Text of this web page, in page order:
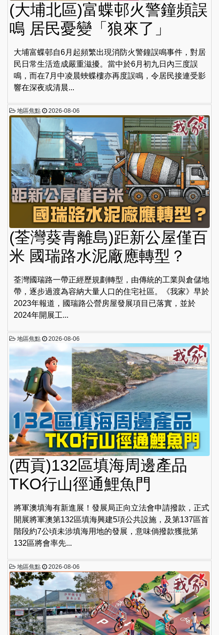
(大埔北區)富蝶邨火警鐘頻誤
鳴 居民憂變「狼來了」
大埔富蝶邨自6月起頻繁出現消防火警鐘誤鳴事件，對居
民日常生活造成嚴重滋擾。當中於6月初九日內三度誤
鳴，而在7月中凌晨蛺蝶樓亦再度誤鳴，令居民接連受影
響在深夜或清晨...
地區焦點 2026-08-06
(荃灣葵青離島)距新公屋僅百
米 國瑞路水泥廠應轉型？
荃灣國瑞路一帶正經歷規劃轉型，由傳統的工業與倉儲地
帶，逐步過渡為容納大量人口的住宅社區。《我家》早於
2023年報道，國瑞路公營房屋發展項目已落實，並於
2024年開展工...
地區焦點 2026-08-06
(西貢)132區填海周邊產品
TKO行山徑通鯉魚門
將軍澳填海有新進展！發展局正向立法會申請撥款，正式
開展將軍澳第132區填海興建5項公共設施，及第137區首
階段約7公頃未涉填海用地的發展，意味倘撥款獲批第
132區將會率先...
地區焦點 2026-08-06